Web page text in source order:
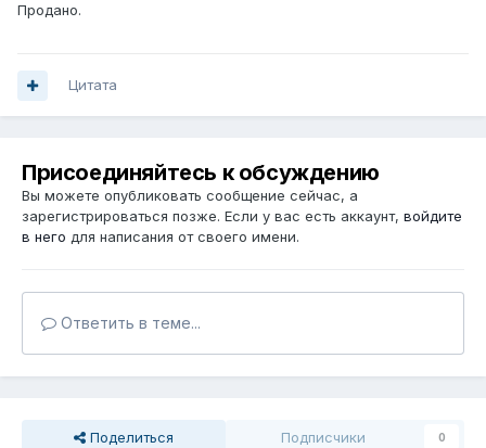
Продано.
Цитата
Присоединяйтесь к обсуждению
Вы можете опубликовать сообщение сейчас, а
зарегистрироваться позже. Если у вас есть аккаунт, войдите
в него для написания от своего имени.
Ответить в теме...
Поделиться Подписчики 0